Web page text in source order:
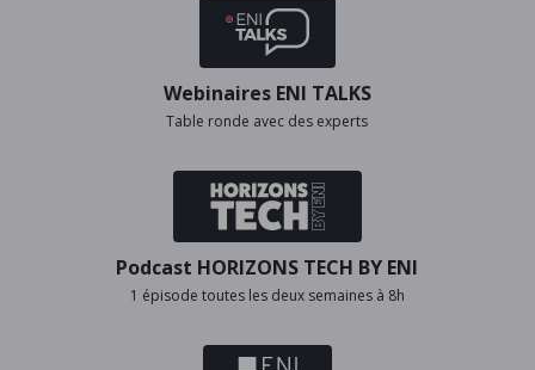
Webinaires ENI TALKS
Table ronde avec des experts
Podcast HORIZONS TECH BY ENI
1 épisode toutes les deux semaines à 8h